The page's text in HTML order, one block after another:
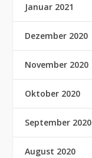
Januar 2021
Dezember 2020
November 2020
Oktober 2020
September 2020
August 2020